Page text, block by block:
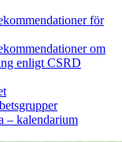
för
om
enligt CSRD
– kalendarium